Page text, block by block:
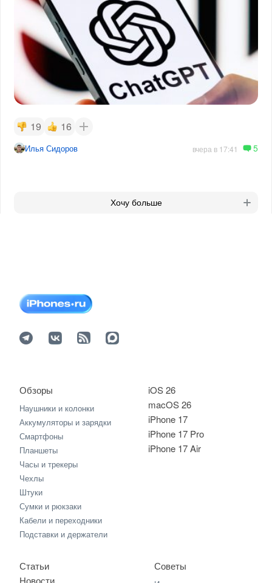
19 16
Илья Сидоров вчера в 17:41 5
Хочу больше
iOS 26
macOS 26
iPhone 17
iPhone 17 Pro
iPhone 17 Air
Обзоры
Наушники и колонки
Аккумуляторы и зарядки
Смартфоны
Планшеты
Часы и трекеры
Чехлы
Штуки
Сумки и рюкзаки
Кабели и переходники
Подставки и держатели
Статьи
Новости
Советы